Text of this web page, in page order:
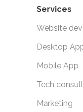
Services
Website
Desktop
Mobile App
Tech
Marketing